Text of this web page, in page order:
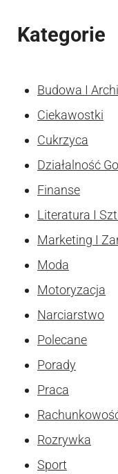
Kategorie
Budowa I
Ciekawostki
Cukrzyca
Działalność
Finanse
Literatura I
Marketing I
Moda
Motoryzacja
Narciarstwo
Polecane
Porady
Praca
Rozrywka
Sport